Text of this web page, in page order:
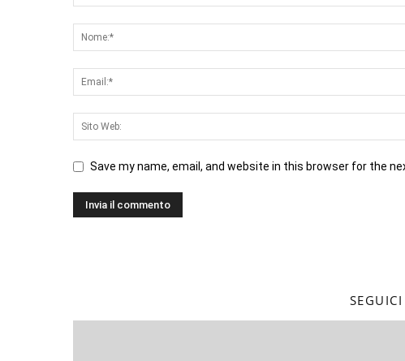
Save my name, email, and website in this browser for the